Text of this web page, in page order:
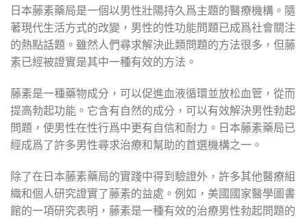
日本藤素藥局是一個以男性壯陽持久爲主題的醫療機構。隨
著現代生活方式的改變，男性的性功能問題已成爲社會關注
的熱點話題。雖然人們尋求解決此類問題的方法很多，但藤
素已經被證實是其中一種有效的方法。
藤素是一種藥物成分，可以促進血液循環並放松血管，從而
提高勃起功能。它含有自然的成分，可以有效解決男性勃起
問題，使男性在性行爲中更有自信和耐力。日本藤素藥局已
經成爲了許多男性尋求治療和幫助的首選機構之一。
除了在日本藤素藥局的實踐中得到驗證外，許多其他醫療組
織和個人研究證實了藤素的益處。例如，美國國家醫學圖書
館的一項研究表明，藤素是一種有效的治療男性勃起問題的